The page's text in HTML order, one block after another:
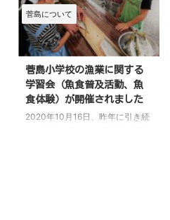
今年度は新しい花壇を作ることは
せず、一昨年度、昨年度に作った
花壇へ球根を植えます。 2021年
10月20日、いつもより学校が少
し早く終わる水曜日の放課後、み
んなで菅島灯台へ移動して作業を
開始しました。 菅島灯台に自生
する白い水仙の球根と、自生して
いない黄色い水仙の球根（購入し
菅島について
菅島小学校の漁業に関する
学習会（魚食普及活動、魚
食体験）が開催されました
2020年10月16日、昨年に引き続